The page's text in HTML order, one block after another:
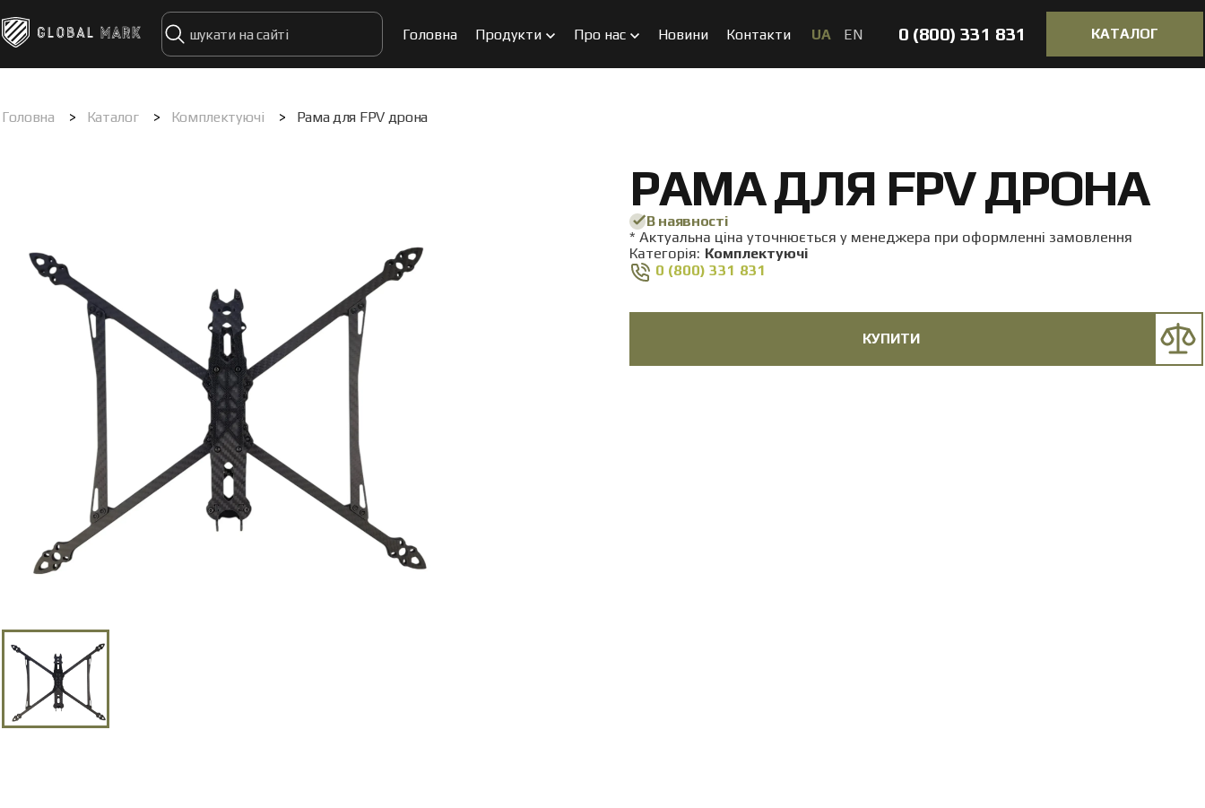
Головна Продукти Про нас Новини Контакти UA EN 0 (800) 331 831 КАТАЛОГ
Головна > Каталог > Комплектуючі > Рама для FPV дрона
РАМА ДЛЯ FPV ДРОНА
В наявності
* Актуальна ціна уточнюється у менеджера при оформленні замовлення
Категорія: Комплектуючі
0 (800) 331 831
КУПИТИ